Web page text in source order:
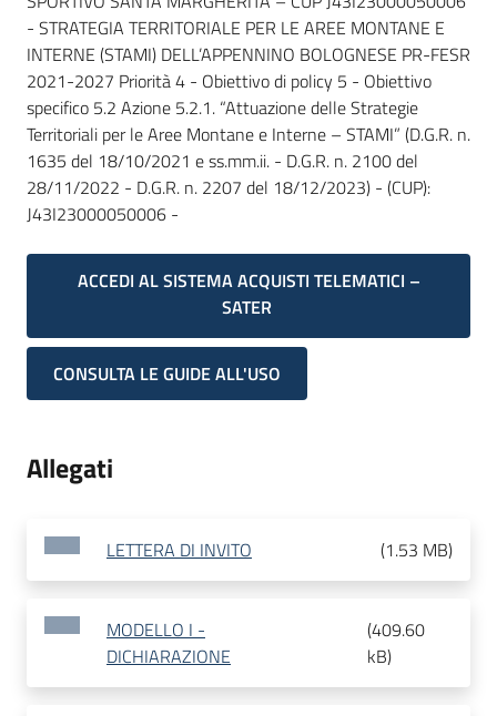
- STRATEGIA TERRITORIALE PER LE AREE MONTANE E
INTERNE (STAMI) DELL’APPENNINO BOLOGNESE PR-FESR
2021-2027 Priorità 4 - Obiettivo di policy 5 - Obiettivo
specifico 5.2 Azione 5.2.1. “Attuazione delle Strategie
Territoriali per le Aree Montane e Interne – STAMI” (D.G.R. n.
1635 del 18/10/2021 e ss.mm.ii. - D.G.R. n. 2100 del
28/11/2022 - D.G.R. n. 2207 del 18/12/2023) - (CUP):
J43I23000050006 -
ACCEDI AL SISTEMA ACQUISTI TELEMATICI –
SATER
CONSULTA LE GUIDE ALL'USO
Allegati
LETTERA DI INVITO (1.53 MB)
MODELLO I -
DICHIARAZIONE
(409.60
kB)